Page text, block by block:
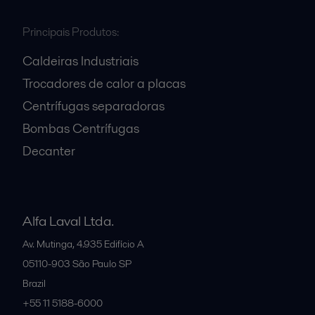
Principais Produtos:
Caldeiras Industriais
Trocadores de calor a placas
Centrífugas separadoras
Bombas Centrífugas
Decanter
Alfa Laval Ltda.
Av. Mutinga, 4.935 Edifício A
05110-903 São Paulo SP
Brazil
+55 11 5188-6000